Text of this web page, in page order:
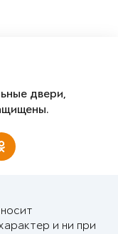
двери,
и ни при